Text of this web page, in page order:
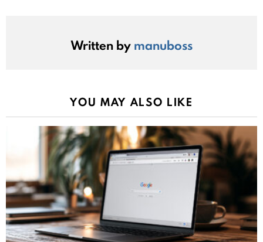
Written by manuboss
YOU MAY ALSO LIKE